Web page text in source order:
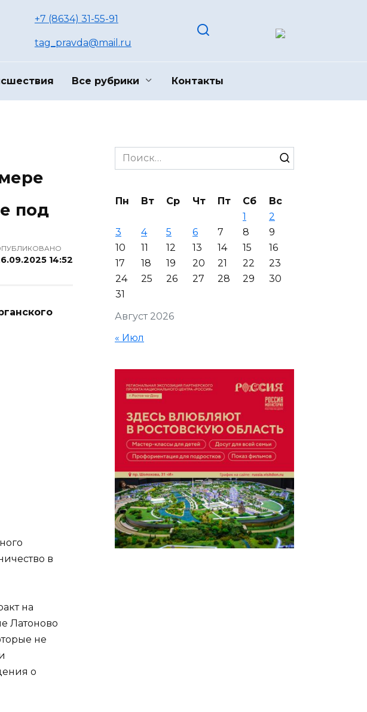
+7 (8634) 31-55-91
tag_pravda@mail.ru
Все рубрики Контакты
под
14:52
в
на
Латоново
не
о
Search
for:
Август 2026
Пн Вт Ср Чт Пт Сб
Вс
1
2
3
4 5 6 7 8
9
10
11 12 13 14 15
16
17
18 19 20 21 22
23
24
25 26 27 28 29
30
31
« Июл